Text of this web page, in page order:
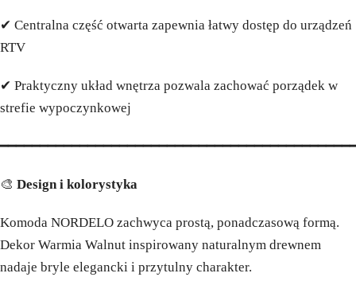
✔ Centralna część otwarta zapewnia łatwy dostęp do urządzeń
RTV
✔ Praktyczny układ wnętrza pozwala zachować porządek w
strefie wypoczynkowej
🎨 Design i kolorystyka
Komoda NORDELO zachwyca prostą, ponadczasową formą.
Dekor Warmia Walnut inspirowany naturalnym drewnem
nadaje bryle elegancki i przytulny charakter.